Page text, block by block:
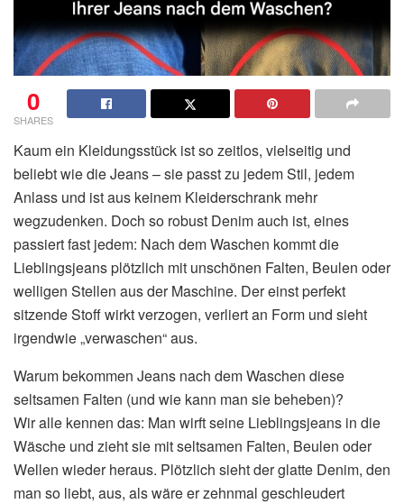
0
SHARES
Kaum ein Kleidungsstück ist so zeitlos, vielseitig und
beliebt wie die Jeans – sie passt zu jedem Stil, jedem
Anlass und ist aus keinem Kleiderschrank mehr
wegzudenken. Doch so robust Denim auch ist, eines
passiert fast jedem: Nach dem Waschen kommt die
Lieblingsjeans plötzlich mit unschönen Falten, Beulen oder
welligen Stellen aus der Maschine. Der einst perfekt
sitzende Stoff wirkt verzogen, verliert an Form und sieht
irgendwie „verwaschen“ aus.
Warum bekommen Jeans nach dem Waschen diese
seltsamen Falten (und wie kann man sie beheben)?
Wir alle kennen das: Man wirft seine Lieblingsjeans in die
Wäsche und zieht sie mit seltsamen Falten, Beulen oder
Wellen wieder heraus. Plötzlich sieht der glatte Denim, den
man so liebt, aus, als wäre er zehnmal geschleudert